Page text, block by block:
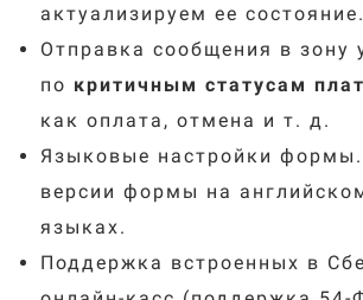
актуализируем ее состояние.
Отправка сообщения в зону
по критичным статусам
как оплата, отмена и т. д.
Языковые настройки
версии формы на
языках.
Поддержка встроенных в